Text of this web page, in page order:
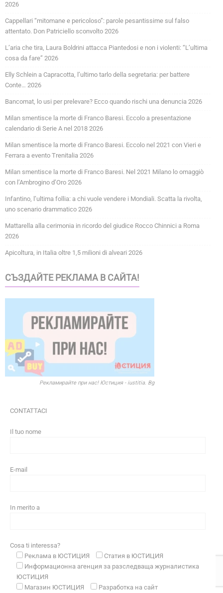
2026
Cappellari “mitomane e pericoloso”: parole pesantissime sul falso
attentato. Don Patriciello sconvolto 2026
L’aria che tira, Laura Boldrini attacca Piantedosi e non i violenti: “L’ultima
cosa da fare” 2026
Elly Schlein a Capracotta, l’ultimo tarlo della segretaria: per battere
Conte… 2026
Bancomat, lo usi per prelevare? Ecco quando rischi una denuncia 2026
Milan smentisce la morte di Franco Baresi. Eccolo a presentazione
calendario di Serie A nel 2018 2026
Milan smentisce la morte di Franco Baresi. Eccolo nel 2021 con Vieri e
Ferrara a evento Trenitalia 2026
Milan smentisce la morte di Franco Baresi. Nel 2021 Milano lo omaggiò
con l’Ambrogino d’Oro 2026
Infantino, l’ultima follia: a chi vuole vendere i Mondiali. Scatta la rivolta,
uno scenario drammatico 2026
Mattarella alla cerimonia in ricordo del giudice Rocco Chinnici a Roma
2026
Apicoltura, in Italia oltre 1,5 milioni di alveari 2026
СЪЗДАЙТЕ РЕКЛАМА В САЙТА!
Рекламирайте при нас! Юстиция - iustitia. Bg
CONTATTACI
Il tuo nome
E-mail
In merito a
Cosa ti interessa?
Реклама в ЮСТИЦИЯ
Статия в ЮСТИЦИЯ
Информационна агенция за разследваща журналистика
ЮСТИЦИЯ
Магазин ЮСТИЦИЯ
Разработка на сайт